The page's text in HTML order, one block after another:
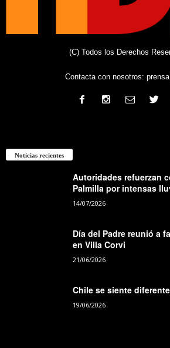
(C) Todos los Derechos
Contacta con nosotros:
Noticias recientes
Autoridades refuerzan
Palmilla por intensas
14/07/2026
Día del Padre reunió a
en Villa Corvi
21/06/2026
Chile se siente diferente
19/06/2026